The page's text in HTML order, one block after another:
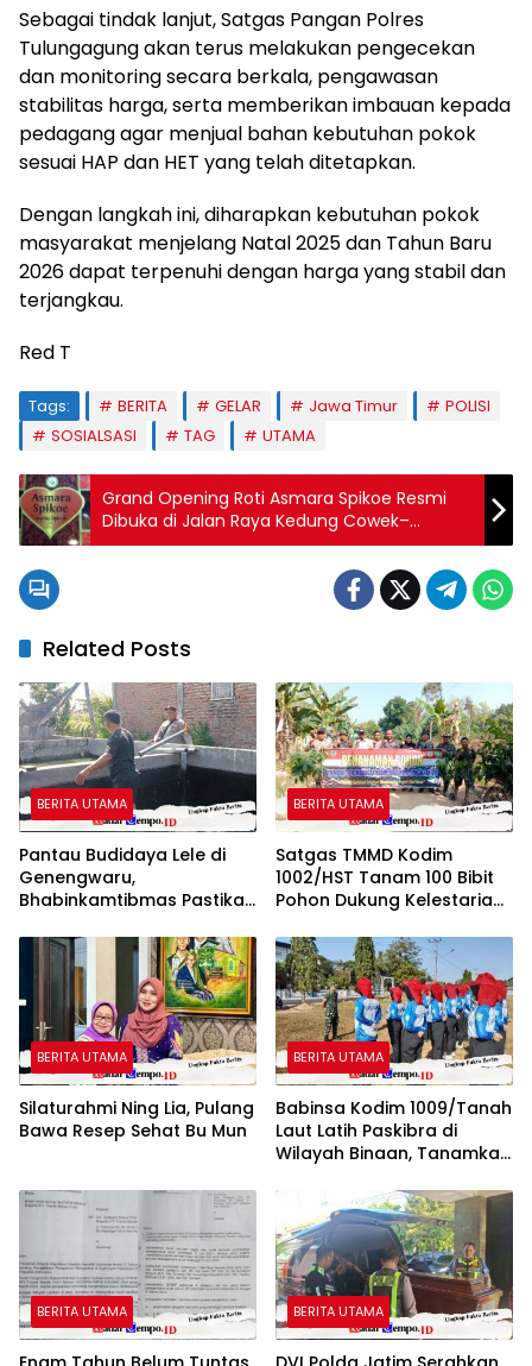
Sebagai tindak lanjut, Satgas Pangan Polres
Tulungagung akan terus melakukan pengecekan
dan monitoring secara berkala, pengawasan
stabilitas harga, serta memberikan imbauan kepada
pedagang agar menjual bahan kebutuhan pokok
sesuai HAP dan HET yang telah ditetapkan.
Dengan langkah ini, diharapkan kebutuhan pokok
masyarakat menjelang Natal 2025 dan Tahun Baru
2026 dapat terpenuhi dengan harga yang stabil dan
terjangkau.
Red T
Tags: BERITA GELAR Jawa Timur
POLISI
SOSIALSASI
TAG UTAMA
Grand Opening Roti Asmara Spikoe Resmi
Dibuka di Jalan Raya Kedung Cowek–
Suramadu
Related Posts
BERITA UTAMA
Pantau Budidaya Lele di
Genengwaru,
Bhabinkamtibmas Pastikan
Baik
BERITA UTAMA
Satgas TMMD Kodim
1002/HST Tanam 100 Bibit
Pohon Dukung Kelestarian
BERITA UTAMA
Silaturahmi Ning Lia, Pulang
Bawa Resep Sehat Bu Mun
BERITA UTAMA
Babinsa Kodim 1009/Tanah
Laut Latih Paskibra di
Wilayah Binaan, Tanamkan
Nasionalisme
BERITA UTAMA BERITA UTAMA